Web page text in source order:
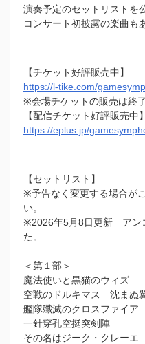
演奏予定のセットリストを
コンサート初披露の楽曲も
【チケット好評販売中】
https://l-tike.com/
※会場チケットの販売は終
【配信チケット好評販売中】
https://eplus.jp/
【セットリスト】
※予告なく変更する場合が
い。
※2026年5月8日更新 アン
た。
＜第１部＞
魔法使いと黒猫のウィズ
空戦のドルキマス 沈まぬ
艦隊殲滅のクロスファイア
一針穿孔空挺突剣陣
その名はジーク・クレーエ